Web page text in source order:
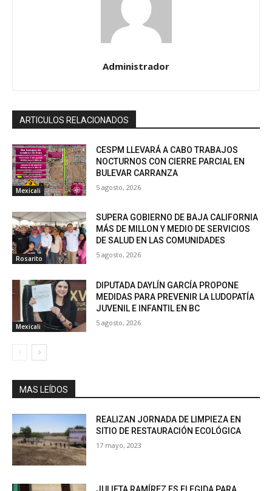
Administrador
ARTICULOS RELACIONADOS
Mexicali
CESPM LLEVARÁ A CABO TRABAJOS
NOCTURNOS CON CIERRE PARCIAL EN
BULEVAR CARRANZA
5 agosto, 2026
Rosarito
SUPERA GOBIERNO DE BAJA CALIFORNIA
MÁS DE MILLON Y MEDIO DE SERVICIOS
DE SALUD EN LAS COMUNIDADES
5 agosto, 2026
Mexicali
DIPUTADA DAYLÍN GARCÍA PROPONE
MEDIDAS PARA PREVENIR LA LUDOPATÍA
JUVENIL E INFANTIL EN BC
5 agosto, 2026
MAS LEÍDOS
REALIZAN JORNADA DE LIMPIEZA EN
SITIO DE RESTAURACIÓN ECOLÓGICA
17 mayo, 2023